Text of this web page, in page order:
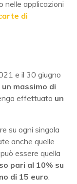
nelle applicazioni
di
e il 30 giugno
massimo di
effettuato un
su ogni singola
anche quelle
essere quella
pari al 10% su
di 15 euro